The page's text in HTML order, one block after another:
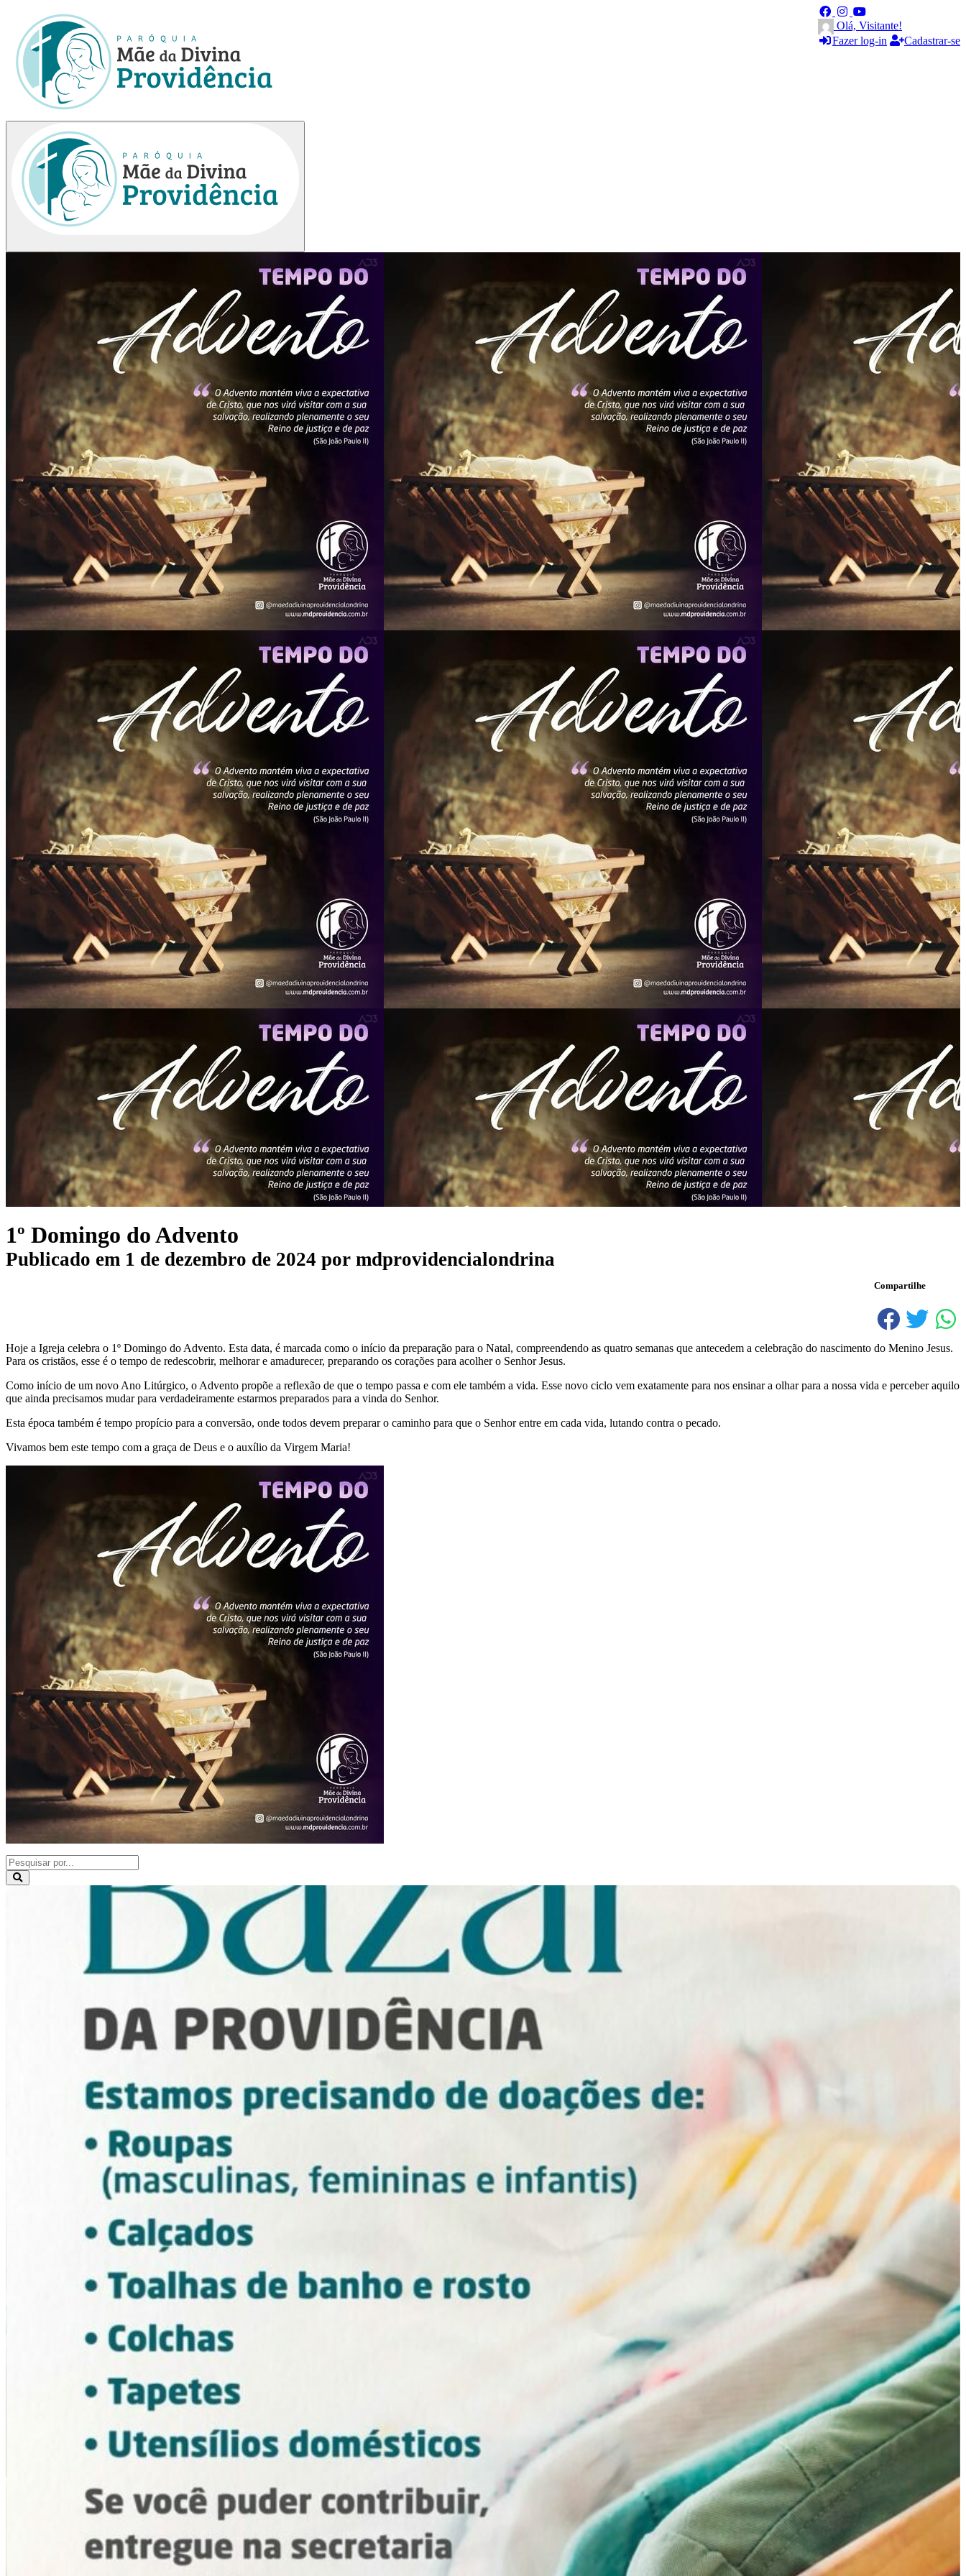
Olá, Visitante!
Fazer log-in
Cadastrar-se
1º Domingo do Advento
Publicado em 1 de dezembro de 2024 por mdprovidencialondrina
Compartilhe
Hoje a Igreja celebra o 1º Domingo do Advento. Esta data, é marcada como o início da preparação para o Natal, compreendendo as quatro semanas que antecedem a celebração do nascimento do Menino Jesus.
Para os cristãos, esse é o tempo de redescobrir, melhorar e amadurecer, preparando os corações para acolher o Senhor Jesus.
Como início de um novo Ano Litúrgico, o Advento propõe a reflexão de que o tempo passa e com ele também a vida. Esse novo ciclo vem exatamente para nos ensinar a olhar para a nossa vida e perceber aquilo
que ainda precisamos mudar para verdadeiramente estarmos preparados para a vinda do Senhor.
Esta época também é tempo propício para a conversão, onde todos devem preparar o caminho para que o Senhor entre em cada vida, lutando contra o pecado.
Vivamos bem este tempo com a graça de Deus e o auxílio da Virgem Maria!